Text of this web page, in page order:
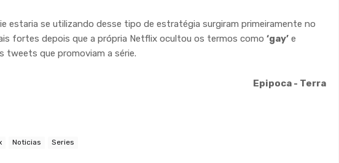
estaria se utilizando desse tipo de estratégia surgiram primeiramente no
fortes depois que a própria Netflix ocultou os termos como ‘gay’ e
tweets que promoviam a série.
Epipoca - Terra
Noticias Series